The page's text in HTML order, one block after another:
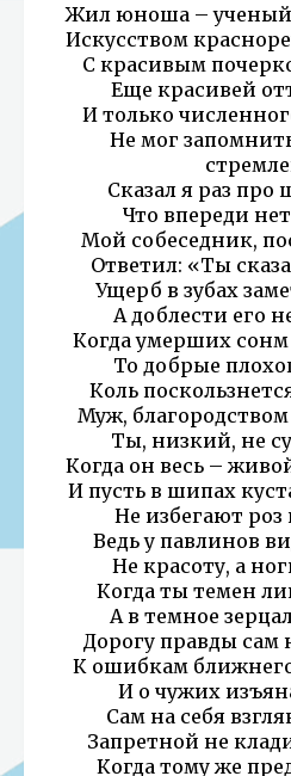
Жил юноша –
Искусством
С красивым
Еще красивей
И только
Не мог
Сказал я раз про
Что впереди нет
Мой собеседник,
Ответил: «Ты
Ущерб в зубах
А доблести его
Когда умерших
То добрые
Коль
Муж,
Ты, низкий, не
Когда он весь –
И пусть в шипах
Не избегают
Ведь у павлинов
Не красоту, а
Когда ты темен
А в темное
Дорогу правды сам
К ошибкам
И о чужих
Сам на себя
Запретной не
Когда тому же